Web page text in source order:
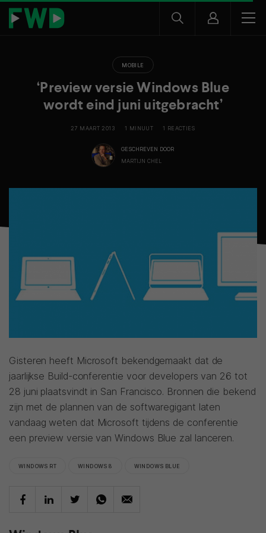
MOBILE
‘Preview versie Windows Blue
wordt eind juni uitgebracht’
27 MAART 2013 1 MINUUT 1 REACTIES
GESCHREVEN DOOR
MARTIJN CHEL
Gisteren heeft Microsoft bekendgemaakt dat de
jaarlijkse Build-conferentie voor developers van 26 tot
28 juni plaatsvindt in San Francisco. Bronnen die bekend
zijn met de plannen van de softwaregigant laten
vandaag weten dat Microsoft tijdens de conferentie
een preview versie van Windows Blue zal lanceren.
WINDOWS RT WINDOWS 8 WINDOWS BLUE